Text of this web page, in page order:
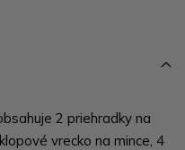
2 priehradky na
vrecko na mince, 4